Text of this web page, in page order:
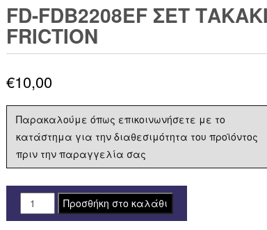
FD-FDB2208EF ΣΕΤ
FRICTION
€10,00
Παρακαλούμε όπως επικοινωνήσετε με το
κατάστημα για την διαθεσιμότητα του προϊόντος
πριν την παραγγελία σας
FD-
FDB2208EF
Προσθήκη στο καλάθι